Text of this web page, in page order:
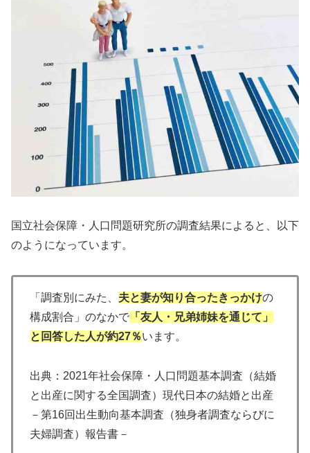
国立社会保障・人口問題研究所の調査結果によると、以下
のようになっています。
「調査別にみた、 夫と妻が知り合ったきっかけの
構成割合」のなかで 「友人・兄弟姉妹を通じて」
と回答した人が約27％います。
出典：2021年社会保障・人口問題基本調査（結婚
と出産に関する全国調査）現代日本の結婚と出産
－第16回出生動向基本調査（独身者調査ならびに
夫婦調査）報告書－